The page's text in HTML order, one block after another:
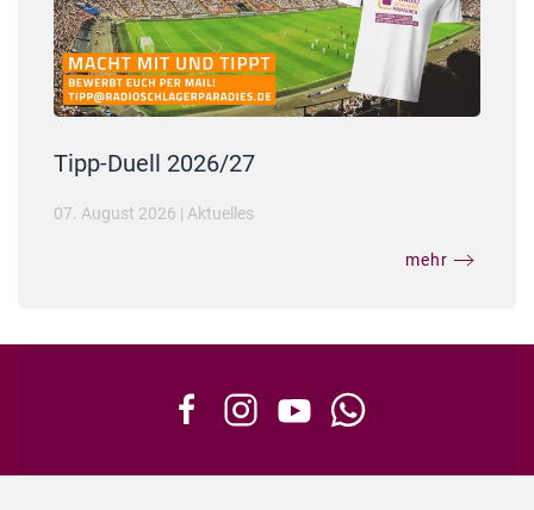
Tipp-Duell 2026/27
07. August 2026 | Aktuelles
mehr